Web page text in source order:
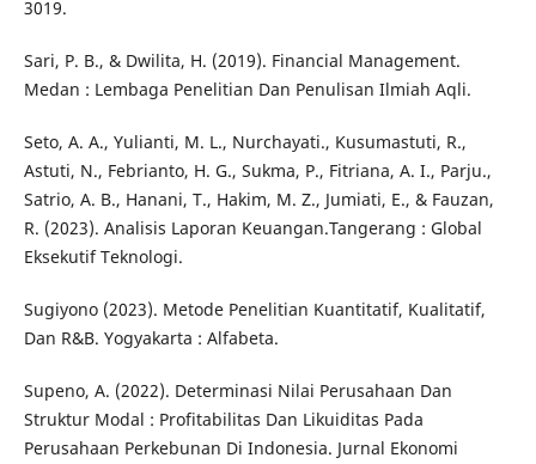
3019.
Sari, P. B., & Dwilita, H. (2019). Financial Management.
Medan : Lembaga Penelitian Dan Penulisan Ilmiah Aqli.
Seto, A. A., Yulianti, M. L., Nurchayati., Kusumastuti, R.,
Astuti, N., Febrianto, H. G., Sukma, P., Fitriana, A. I., Parju.,
Satrio, A. B., Hanani, T., Hakim, M. Z., Jumiati, E., & Fauzan,
R. (2023). Analisis Laporan Keuangan.Tangerang : Global
Eksekutif Teknologi.
Sugiyono (2023). Metode Penelitian Kuantitatif, Kualitatif,
Dan R&B. Yogyakarta : Alfabeta.
Supeno, A. (2022). Determinasi Nilai Perusahaan Dan
Struktur Modal : Profitabilitas Dan Likuiditas Pada
Perusahaan Perkebunan Di Indonesia. Jurnal Ekonomi